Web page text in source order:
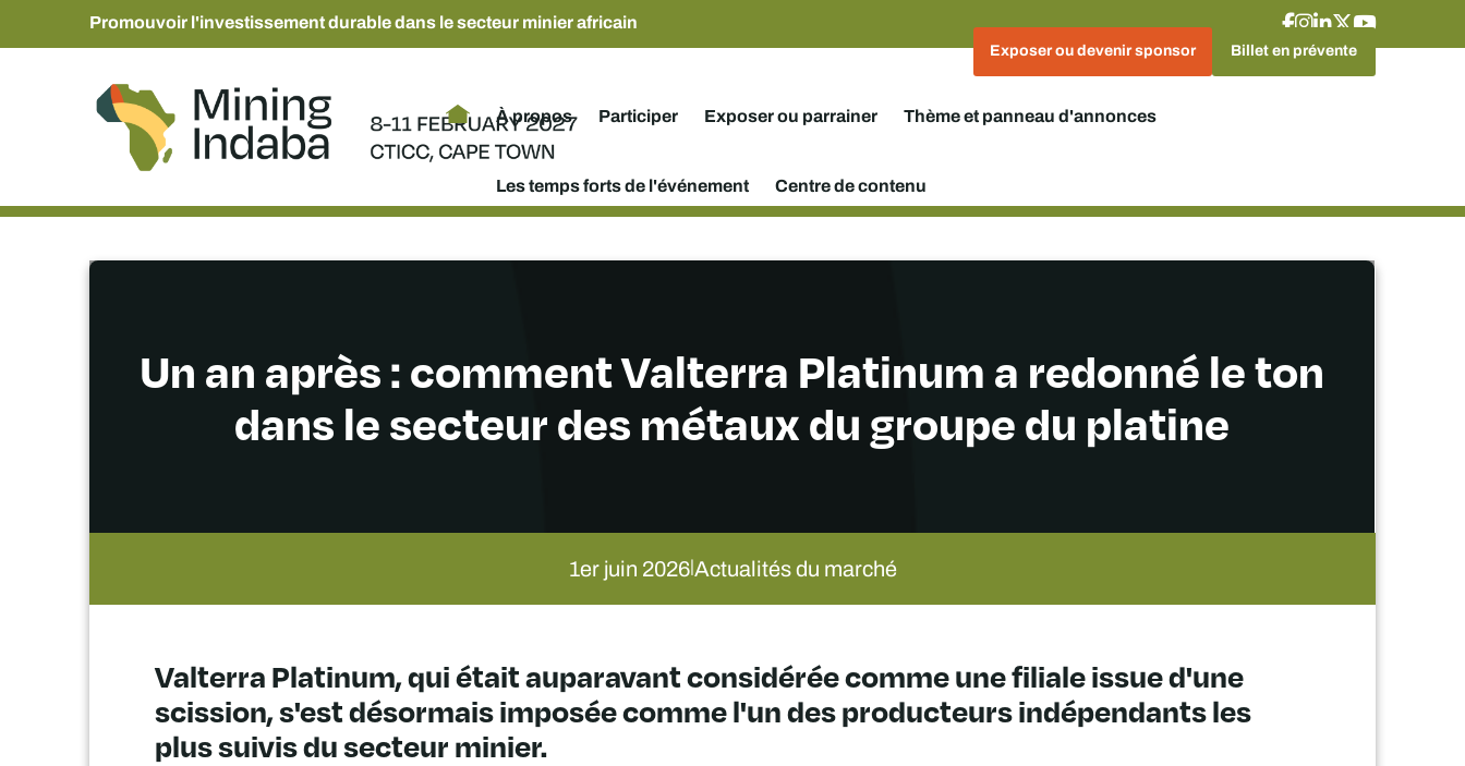
Promouvoir l'investissement durable dans le secteur minier africain
Exposer ou devenir sponsor Billet en prévente
À propos Participer Exposer ou parrainer Thème et panneau d'annonces
Les temps forts de l'événement Centre de contenu
Un an après : comment Valterra Platinum a redonné le ton
dans le secteur des métaux du groupe du platine
1er juin 2026|Actualités du marché
Valterra Platinum, qui était auparavant considérée comme une filiale issue d'une
scission, s'est désormais imposée comme l'un des producteurs indépendants les
plus suivis du secteur minier.